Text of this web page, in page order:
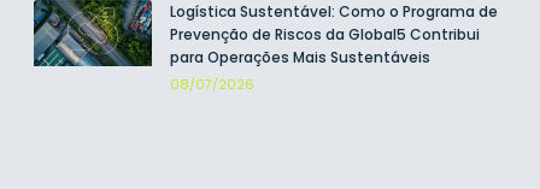
Logística Sustentável: Como o Programa de
Prevenção de Riscos da Global5 Contribui
para Operações Mais Sustentáveis
08/07/2026